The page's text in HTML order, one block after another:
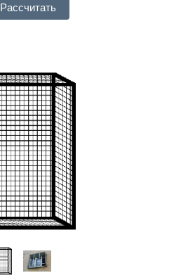
Рассчитать